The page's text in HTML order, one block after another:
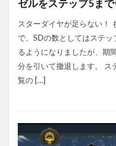
ゼルをステップ5まで
スターダイヤが足らない！
で、SDの数としてはステ
るようになりましたが、期
分を引いて撤退します。
覧の […]